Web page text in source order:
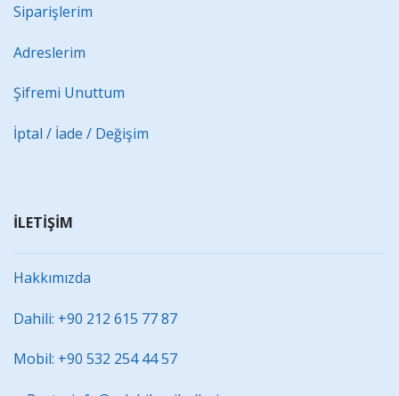
Siparişlerim
Adreslerim
Şifremi Unuttum
İptal / İade / Değişim
İLETİŞİM
Hakkımızda
Dahili: +90 212 615 77 87
Mobil: +90 532 254 44 57